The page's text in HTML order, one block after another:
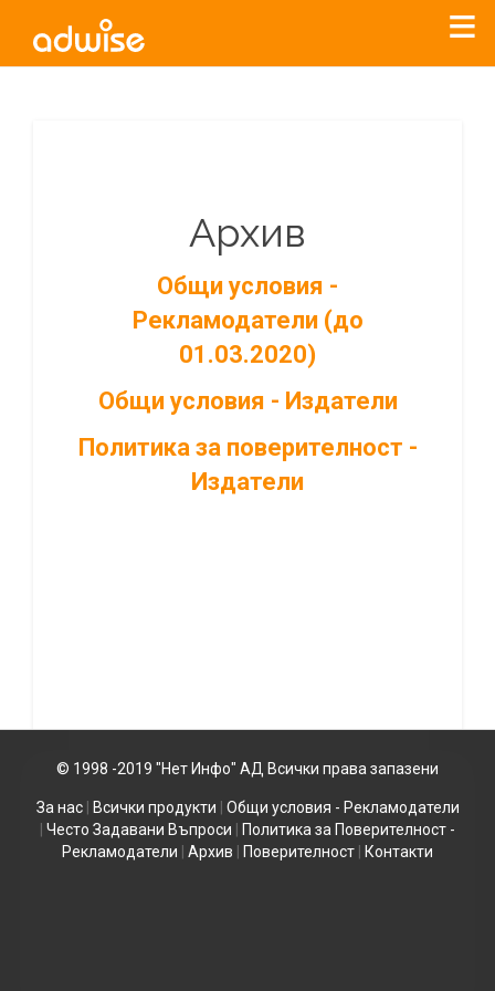
Архив
Общи условия -
Рекламодатели (до
01.03.2020)
Общи условия - Издатели
Политика за поверителност -
Издатели
© 1998 -2019 "Нет Инфо" АД Всички права запазени
За нас| Всички продукти
Общи условия - Рекламодатели
Често Задавани Въпроси
Политика за Поверителност -
Рекламодатели
Архив Поверителност Контакти